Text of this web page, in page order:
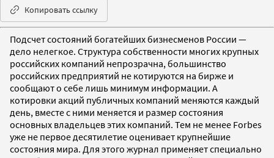
Копировать ссылку
Подсчет состояний богатейших бизнесменов России —
дело нелегкое. Структура собственности многих крупных
российских компаний непрозрачна, большинство
российских предприятий не котируются на бирже и
сообщают о себе лишь минимум информации. А
котировки акций публичных компаний меняются каждый
день, вместе с ними меняется и размер состояния
основных владельцев этих компаний. Тем не менее Forbes
уже не первое десятилетие оценивает крупнейшие
состояния мира. Для этого журнал применяет специально